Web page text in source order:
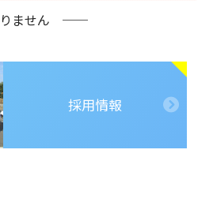
ません ──
採用情報